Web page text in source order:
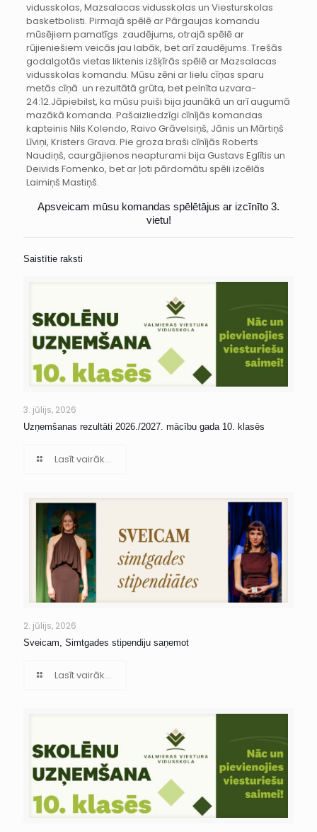
vidusskolas, Mazsalacas vidusskolas un Viesturskolas
basketbolisti. Pirmajā spēlē ar Pārgaujas komandu
mūsējiem pamatīgs zaudējums, otrajā spēlē ar
rūjieniešiem veicās jau labāk, bet arī zaudējums. Trešās
godalgotās vietas liktenis izšķīrās spēlē ar Mazsalacas
vidusskolas komandu. Mūsu zēni ar lielu cīņas sparu
metās cīņā un rezultātā grūta, bet pelnīta uzvara-
24:12.Jāpiebilst, ka mūsu puiši bija jaunākā un arī augumā
mazākā komanda. Pašaizliedzīgi cīnījās komandas
kapteinis Nils Kolendo, Raivo Grāvelsiņš, Jānis un Mārtiņš
Līviņi, Kristers Grava. Pie groza braši cīnījās Roberts
Naudiņš, caurgājienos neapturami bija Gustavs Eglītis un
Deivids Fomenko, bet ar ļoti pārdomātu spēli izcēlās
Laimiņš Mastiņš.
Apsveicam mūsu komandas spēlētājus ar izcīnīto 3.
vietu!
Saistītie raksti
3. jūlijs, 2026
Uzņemšanas rezultāti 2026./2027. mācību gada 10. klasēs
Lasīt vairāk...
2. jūlijs, 2026
Sveicam, Simtgades stipendiju saņemot
Lasīt vairāk...